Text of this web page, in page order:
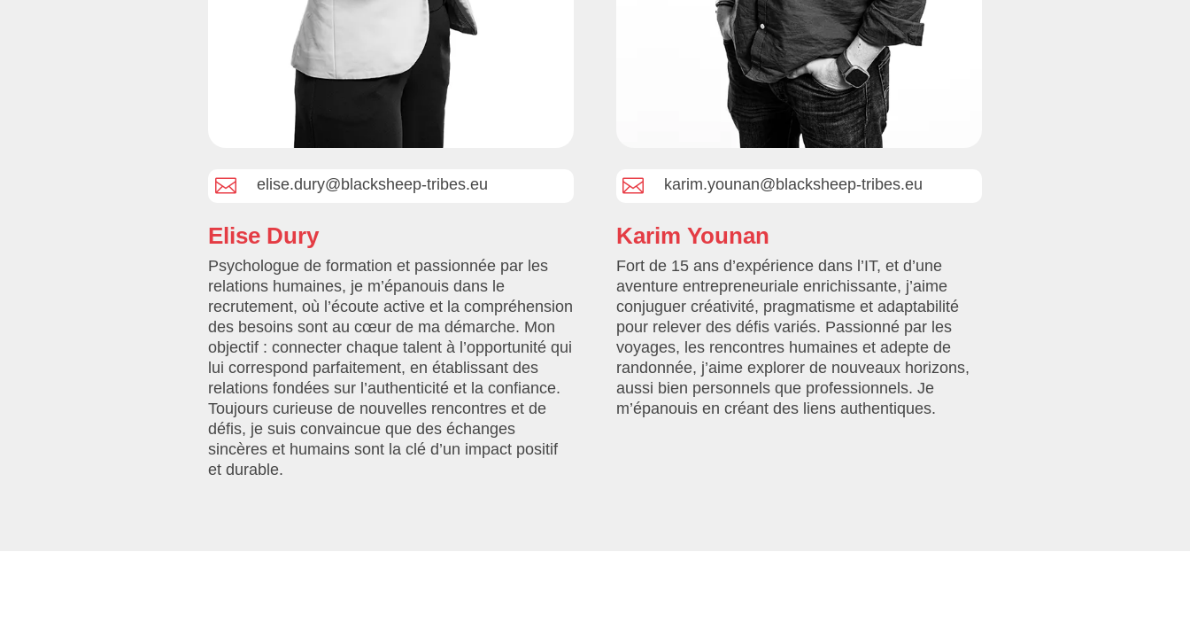
 elise.dury@blacksheep-tribes.eu
Elise Dury
Psychologue de formation et passionnée par les
relations humaines, je m’épanouis dans le
recrutement, où l’écoute active et la compréhension
des besoins sont au cœur de ma démarche. Mon
objectif : connecter chaque talent à l’opportunité qui
lui correspond parfaitement, en établissant des
relations fondées sur l’authenticité et la confiance.
Toujours curieuse de nouvelles rencontres et de
défis, je suis convaincue que des échanges
sincères et humains sont la clé d’un impact positif
et durable.
 karim.younan@blacksheep-tribes.eu
Karim Younan
Fort de 15 ans d’expérience dans l’IT, et d’une
aventure entrepreneuriale enrichissante, j’aime
conjuguer créativité, pragmatisme et adaptabilité
pour relever des défis variés. Passionné par les
voyages, les rencontres humaines et adepte de
randonnée, j’aime explorer de nouveaux horizons,
aussi bien personnels que professionnels. Je
m’épanouis en créant des liens authentiques.